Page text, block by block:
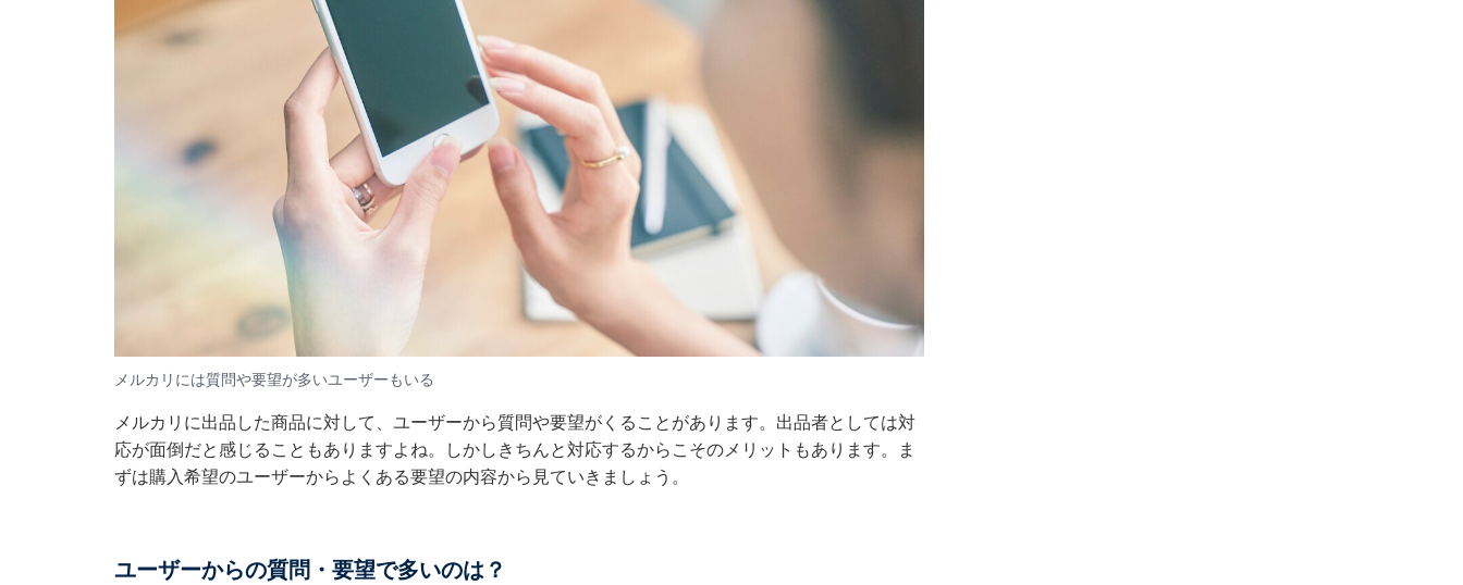
メルカリには質問や要望が多いユーザーもいる
メルカリに出品した商品に対して、ユーザーから質問や要望がくることがあります。出品者としては対
応が面倒だと感じることもありますよね。しかしきちんと対応するからこそのメリットもあります。ま
ずは購入希望のユーザーからよくある要望の内容から見ていきましょう。
ユーザーからの質問・要望で多いのは？